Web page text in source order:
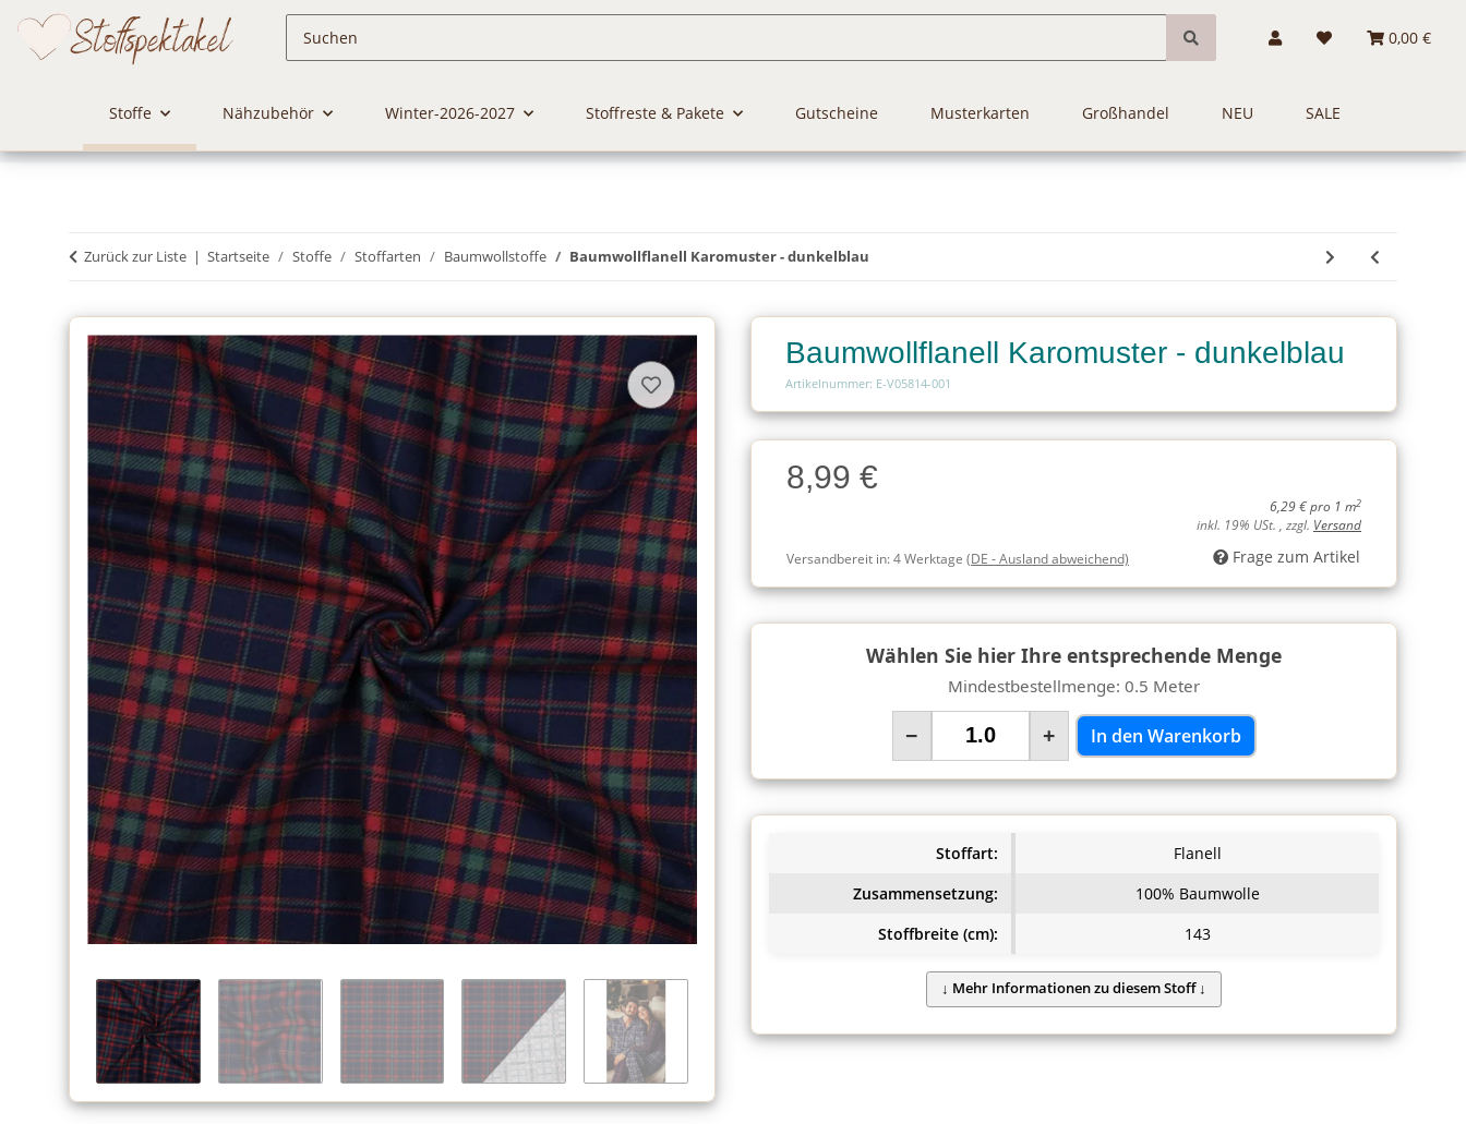
0,00 €
Stoffe Nähzubehör Winter-2026-2027 Stoffreste & Pakete Gutscheine Musterkarten Großhandel NEU SALE
Zurück zur Liste Startseite Stoffe Stoffarten Baumwollstoffe Baumwollflanell Karomuster - dunkelblau
Baumwollflanell Karomuster - dunkelblau
Artikelnummer: E-V05814-001
Charge
Charge8,99 €
6,29 € pro 1 m2
inkl. 19% USt. , zzgl. Versand
Versandbereit in:4 Werktage (DE - Ausland abweichend) Frage zum Artikel
Wählen Sie hier Ihre entsprechende Menge
Mindestbestellmenge: 0.5 Meter
− + In den Warenkorb
Stoffart:
Flanell
Zusammensetzung:
100% Baumwolle
Stoffbreite (cm):
143